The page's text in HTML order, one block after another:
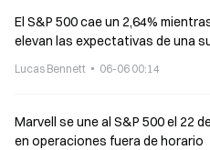
El S&P 500 cae un 2,64%
elevan las expectativas de una
Lucas Bennett 06-06 00:14
Marvell se une al S&P 500 el 22
en operaciones fuera de horario